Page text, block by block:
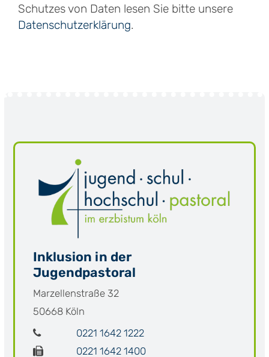
Schutzes von Daten lesen Sie bitte unsere
Datenschutzerklärung.
Inklusion in der
Jugendpastoral
Marzellenstraße 32
50668 Köln
0221 1642 1222
0221 1642 1400